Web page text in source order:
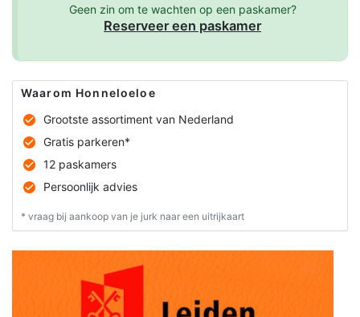
Geen zin om te wachten op een paskamer?
Reserveer een paskamer
Waarom Honneloeloe
Grootste assortiment van Nederland
Gratis parkeren*
12 paskamers
Persoonlijk advies
* vraag bij aankoop van je jurk naar een uitrijkaart